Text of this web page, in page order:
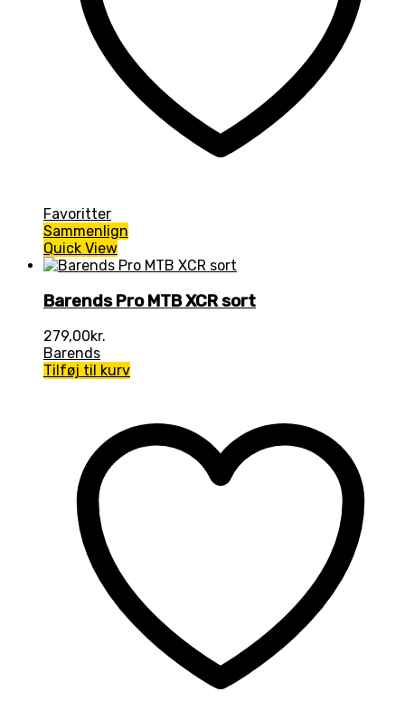
Favoritter
Sammenlign
Quick View
Barends Pro MTB XCR sort
279,00kr.
Barends
Tilføj til kurv